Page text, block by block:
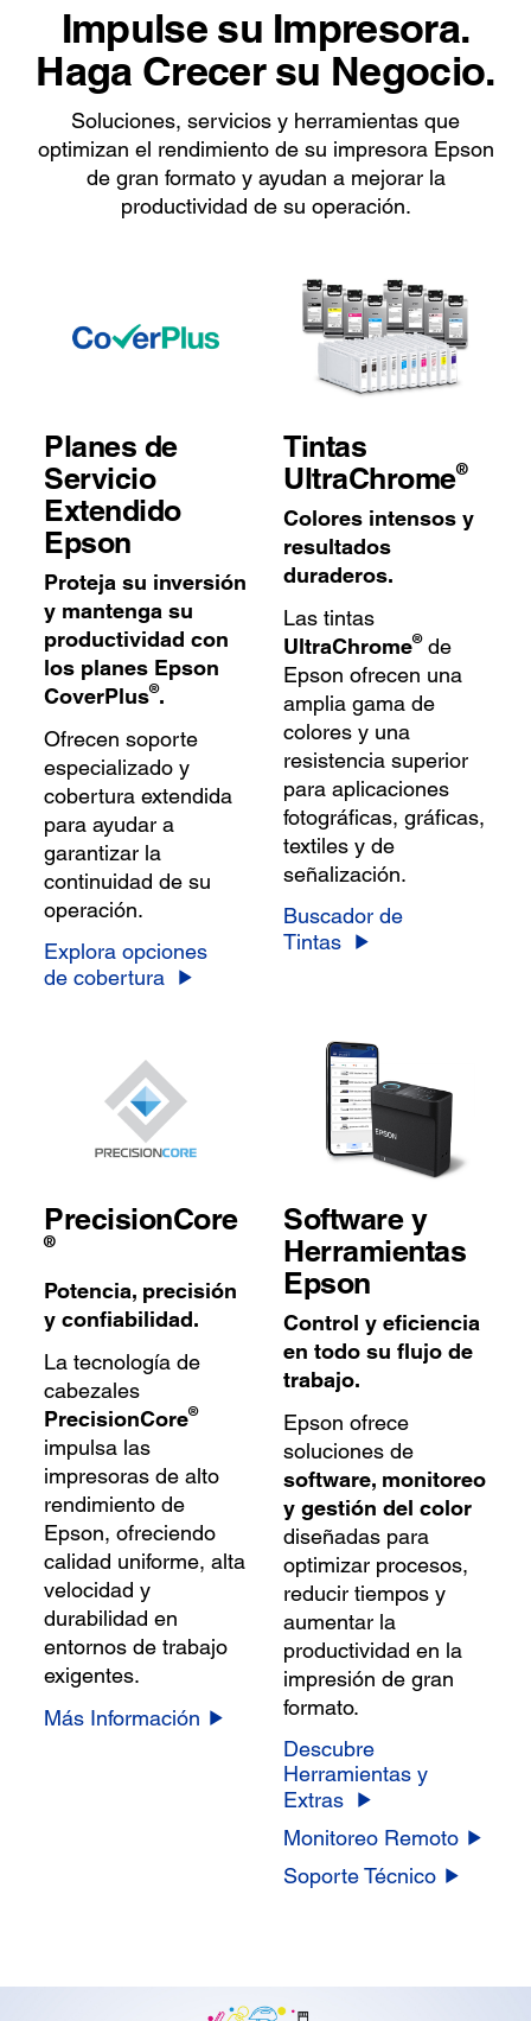
Impulse su Impresora.
Haga Crecer su Negocio.
Soluciones, servicios y herramientas que
optimizan el rendimiento de su impresora Epson
de gran formato y ayudan a mejorar la
productividad de su operación.
Planes de
Servicio
Extendido
Epson
Proteja su inversión
y mantenga su
productividad con
los planes Epson
CoverPlus®.
Ofrecen soporte
especializado y
cobertura extendida
para ayudar a
garantizar la
continuidad de su
operación.
Explora opciones
de cobertura
Tintas
UltraChrome®
Colores intensos y
resultados
duraderos.
Las tintas
UltraChrome®de
Epson ofrecen una
amplia gama de
colores y una
resistencia superior
para aplicaciones
fotográficas, gráficas,
textiles y de
señalización.
Buscador de
Tintas
PrecisionCore
®
Potencia, precisión
y confiabilidad.
La tecnología de
cabezales
PrecisionCore®
impulsa las
impresoras de alto
rendimiento de
Epson, ofreciendo
calidad uniforme, alta
velocidad y
durabilidad en
entornos de trabajo
exigentes.
Más Información
Software y
Herramientas
Epson
Control y eficiencia
en todo su flujo de
trabajo.
Epson ofrece
soluciones de
software, monitoreo
y gestión del color
diseñadas para
optimizar procesos,
reducir tiempos y
aumentar la
productividad en la
impresión de gran
formato.
Descubre
Herramientas y
Extras
Monitoreo Remoto
Soporte Técnico